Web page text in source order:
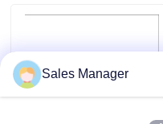
DIP-разъем USB
Разъем USB-разъема
Sales Manager